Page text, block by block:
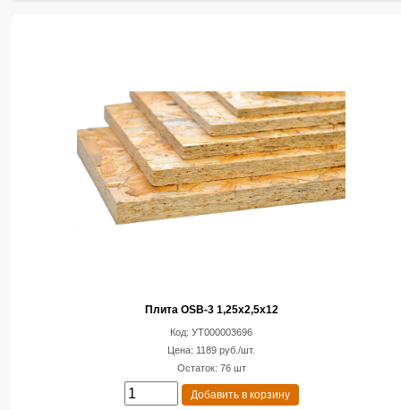
Плита OSB-3 1,25х2,5х12
Код: УТ000003696
Цена: 1189 руб./шт.
Остаток: 76 шт
Добавить в корзину